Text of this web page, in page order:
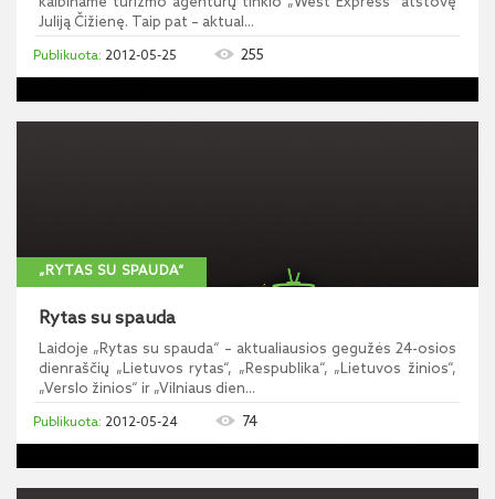
Juliją Čižienę. Taip pat – aktual...
2012-05-25 255
„RYTAS SU SPAUDA“
Rytas su spauda
Laidoje „Rytas su spauda“ – aktualiausios gegužės 24-osios
dienraščių „Lietuvos rytas“, „Respublika“, „Lietuvos žinios“,
„Verslo žinios“ ir „Vilniaus dien...
2012-05-24 74